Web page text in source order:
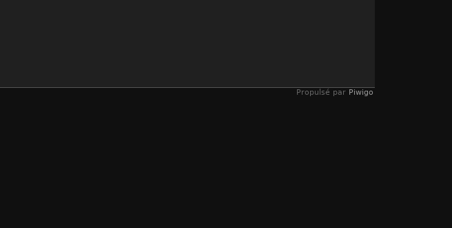
Propulsé par Piwigo